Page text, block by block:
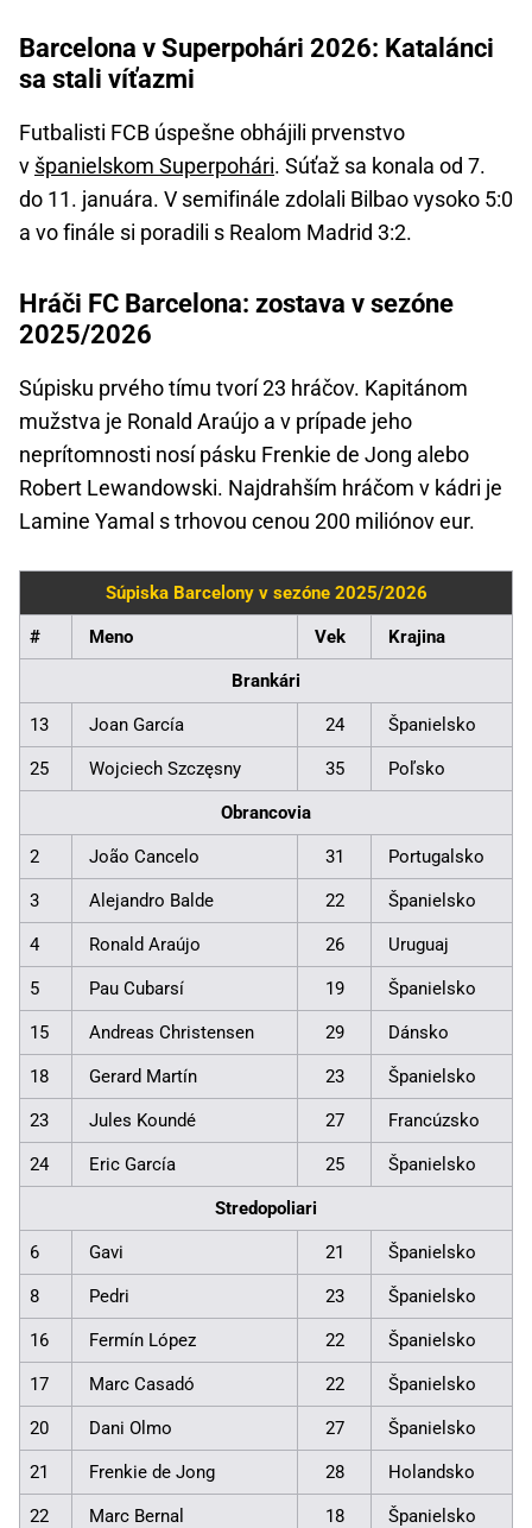
Barcelona v Superpohári 2026: Katalánci
sa stali víťazmi
Futbalisti FCB úspešne obhájili prvenstvo
v španielskom Superpohári. Súťaž sa konala od 7.
do 11. januára. V semifinále zdolali Bilbao vysoko 5:0
a vo finále si poradili s Realom Madrid 3:2.
Hráči FC Barcelona: zostava v sezóne
2025/2026
Súpisku prvého tímu tvorí 23 hráčov. Kapitánom
mužstva je Ronald Araújo a v prípade jeho
neprítomnosti nosí pásku Frenkie de Jong alebo
Robert Lewandowski. Najdrahším hráčom v kádri je
Lamine Yamal s trhovou cenou 200 miliónov eur.
Súpiska Barcelony v sezóne 2025/2026
# Meno Vek Krajina
Brankári
13 Joan García 24 Španielsko
25 Wojciech Szczęsny 35 Poľsko
Obrancovia
2 João Cancelo 31 Portugalsko
3 Alejandro Balde 22 Španielsko
4 Ronald Araújo 26 Uruguaj
5 Pau Cubarsí 19 Španielsko
15 Andreas Christensen 29 Dánsko
18 Gerard Martín 23 Španielsko
23 Jules Koundé 27 Francúzsko
24 Eric García 25 Španielsko
Stredopoliari
6 Gavi 21 Španielsko
8 Pedri 23 Španielsko
16 Fermín López 22 Španielsko
17 Marc Casadó 22 Španielsko
20 Dani Olmo 27 Španielsko
21 Frenkie de Jong 28 Holandsko
22 Marc Bernal 18 Španielsko